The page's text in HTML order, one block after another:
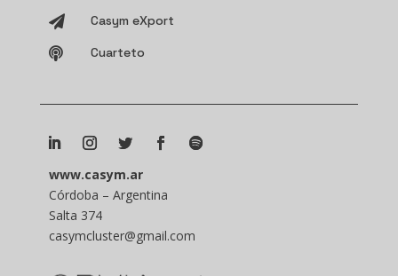
 Casym eXport
 Cuarteto
www.casym.ar
Córdoba – Argentina
Salta 374
casymcluster@gmail.com